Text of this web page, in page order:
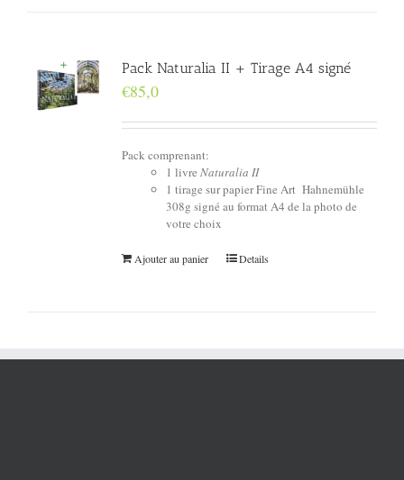
Pack Naturalia II + Tirage A4 signé
€85,0
Pack comprenant:
1 livre Naturalia II
1 tirage sur papier Fine Art Hahnemühle
308g signé au format A4 de la photo de
votre choix
Ajouter au panier Details